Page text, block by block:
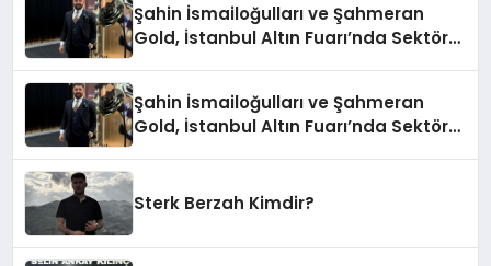
Şahin İsmailoğulları ve Şahmeran
Gold, İstanbul Altın Fuarı’nda Sektöre
Şahin İsmailoğulları ve Şahmeran
Gold, İstanbul Altın Fuarı’nda Sektöre
Sterk Berzah Kimdir?